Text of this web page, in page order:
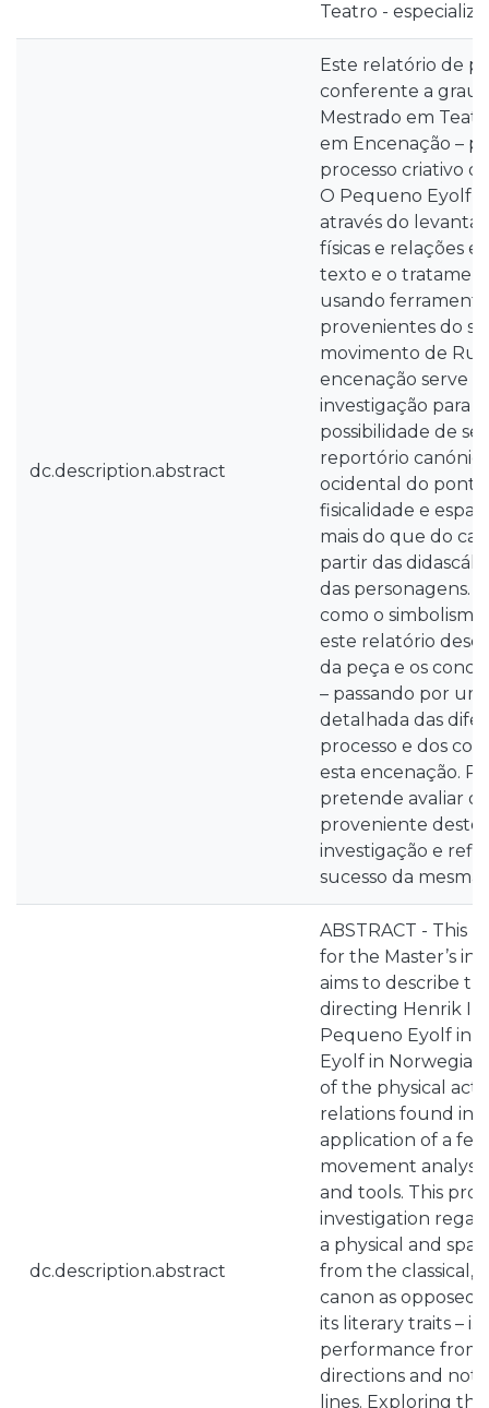
Teatro -
dc.description.abstract
Este relatório de
conferente a grau
Mestrado em
em Encenação –
processo criativo
O Pequeno Eyolf
através do
físicas e relações
texto e o
usando
provenientes do
movimento de
encenação serve
investigação para
possibilidade de
reportório
ocidental do ponto
fisicalidade e
mais do que do
partir das
das personagens.
como o simbolismo
este relatório
da peça e os
– passando por
detalhada das
processo e dos
esta encenação.
pretende avaliar o
proveniente deste
investigação e
sucesso da mesma.
dc.description.abstract
ABSTRACT - This
for the Master’s in
aims to describe
directing Henrik
Pequeno Eyolf in
Eyolf in
of the physical
relations found in
application of a
movement
and tools. This
investigation
a physical and
from the classical,
canon as opposed
its literary traits –
performance from
directions and not
lines. Exploring